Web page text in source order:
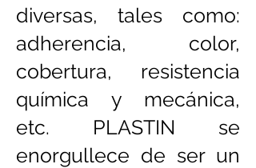
diversas, tales como:
adherencia, color,
cobertura, resistencia
química y mecánica,
etc. PLASTIN se
enorgullece de ser un